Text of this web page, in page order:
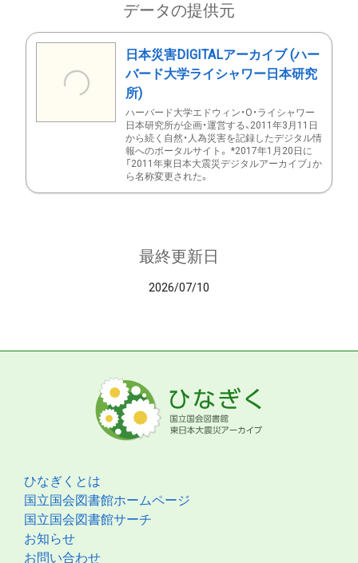
データの提供元
日本災害DIGITALアーカイブ (ハー
バード大学ライシャワー日本研究
所)
ハーバード大学エドウィン・O・ライシャワー
日本研究所が企画・運営する、2011年3月11日
から続く自然・人為災害を記録したデジタル情
報へのポータルサイト。 *2017年1月20日に
「2011年東日本大震災デジタルアーカイブ」か
ら名称変更された。
最終更新日
2026/07/10
ひなぎくとは
国立国会図書館ホームページ
国立国会図書館サーチ
お知らせ
お問い合わせ